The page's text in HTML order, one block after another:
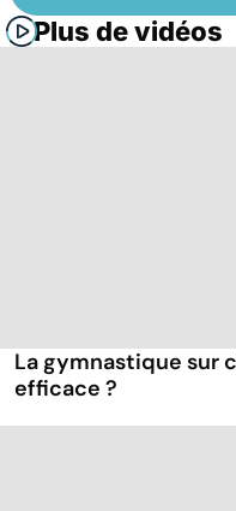
Plus de vidéos
La gymnastique sur
efficace ?